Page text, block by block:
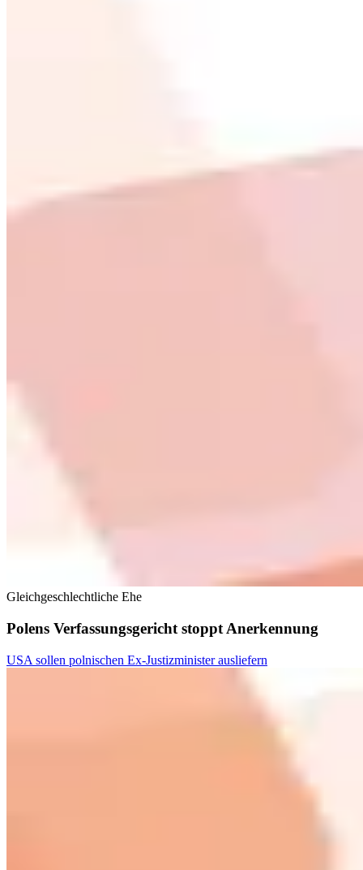
Gleichgeschlechtliche Ehe
Polens Verfassungsgericht stoppt Anerkennung
USA sollen polnischen Ex-Justizminister ausliefern